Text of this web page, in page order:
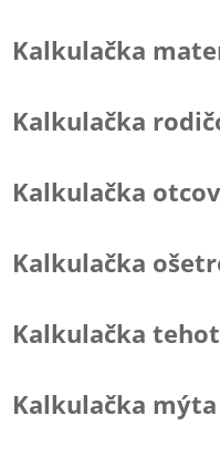
Kalkulačka
Kalkulačka
Kalkulačka
Kalkulačka
Kalkulačka
Kalkulačka